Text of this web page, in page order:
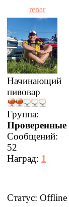
renar
Начинающий
пивовар
Группа:
Проверенные
Сообщений:
52
Наград: 1
Статус: Offline